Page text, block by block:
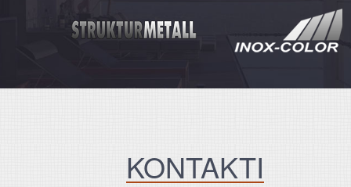
KONTAKTI